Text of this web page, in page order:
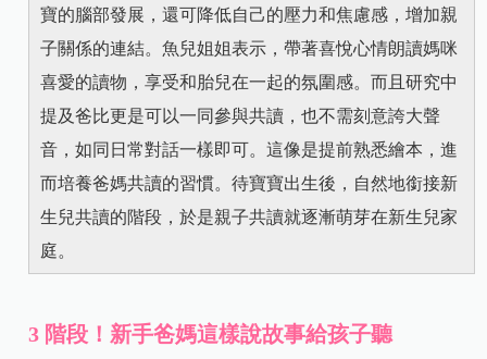
寶的腦部發展，還可降低自己的壓力和焦慮感，增加親
子關係的連結。魚兒姐姐表示，帶著喜悅心情朗讀媽咪
喜愛的讀物，享受和胎兒在一起的氛圍感。而且研究中
提及爸比更是可以一同參與共讀，也不需刻意誇大聲
音，如同日常對話一樣即可。這像是提前熟悉繪本，進
而培養爸媽共讀的習慣。待寶寶出生後，自然地銜接新
生兒共讀的階段，於是親子共讀就逐漸萌芽在新生兒家
庭。
3 階段！新手爸媽這樣說故事給孩子聽